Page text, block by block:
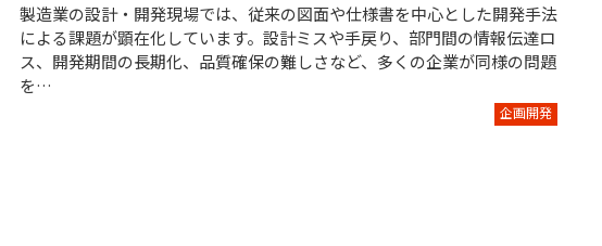
製造業の設計・開発現場では、従来の図面や仕様書を中心とした開発手法
による課題が顕在化しています。設計ミスや手戻り、部門間の情報伝達ロ
ス、開発期間の長期化、品質確保の難しさなど、多くの企業が同様の問題
を…
企画開発